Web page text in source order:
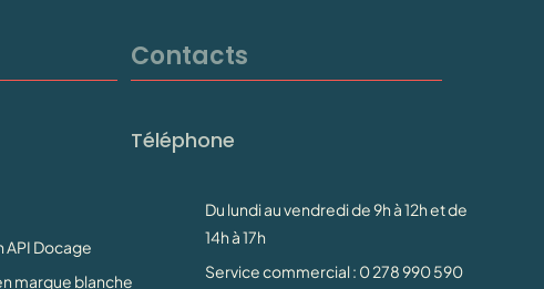
Contacts
API Docage
marque blanche
Téléphone
Du lundi au vendredi de 9h à 12h et de
14h à 17h
Service commercial : 0 278 990 590